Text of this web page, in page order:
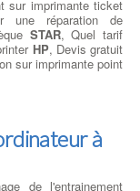
sur imprimante ticket
une réparation de
STAR, Quel tarif
HP, Devis gratuit
sur imprimante point
à
de l'entrainement